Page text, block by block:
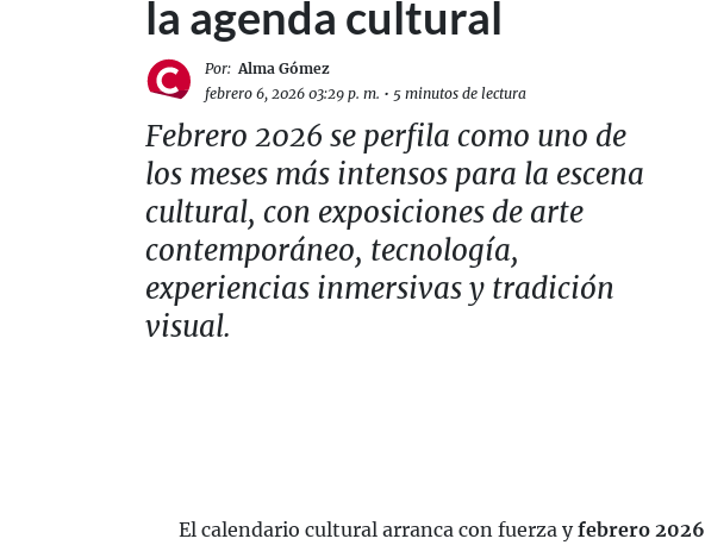
la agenda cultural
Por: Alma Gómez
febrero 6, 2026 03:29 p. m. • 5 minutos de lectura
Febrero 2026 se perfila como uno de
los meses más intensos para la escena
cultural, con exposiciones de arte
contemporáneo, tecnología,
experiencias inmersivas y tradición
visual.
El calendario cultural arranca con fuerza yfebrero 2026